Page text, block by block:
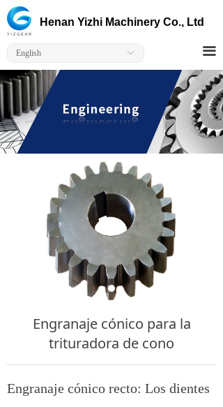
Henan Yizhi Machinery Co., Ltd
끀
Home
Corporate
Products
Solutions
Capabilitie
ꀅ
English
Engranaje cónico para la
trituradora de cono
Engranaje cónico recto: Los dientes